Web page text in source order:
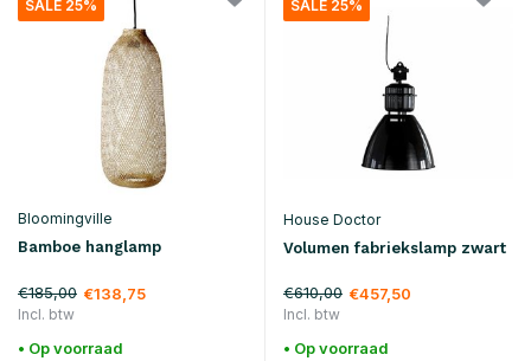
SALE 25%
Bloomingville
Bamboe hanglamp
€185,00 €138,75
Incl. btw
• Op voorraad
SALE 25%
House Doctor
Volumen fabriekslamp zwart
€610,00 €457,50
Incl. btw
• Op voorraad